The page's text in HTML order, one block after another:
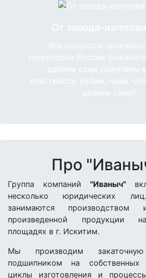
Про
Группа компаний "Иваныч"
несколько юридических
занимаются производством
произведенной продукции
площадях в г. Искитим.
Мы производим
подшипником на
циклы изготовления и